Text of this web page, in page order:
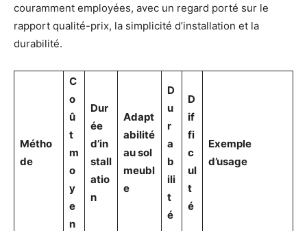
couramment employées, avec un regard porté sur le
rapport qualité-prix, la simplicité d’installation et la
durabilité.
Métho
de
C
o
û
t
m
o
y
e
n
Dur
ée
d’in
stall
atio
n
Adapt
abilité
au sol
meubl
e
D
u
r
a
b
ili
t
é
D
if
fi
c
ul
t
é
Exemple
d’usage